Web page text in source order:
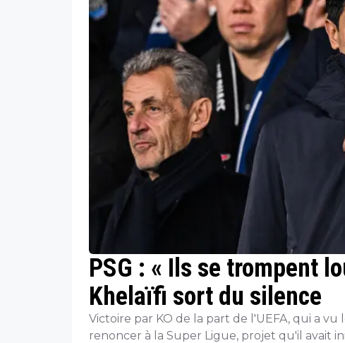
PSG : « Ils se trompent
Khelaïfi sort du silence
Victoire par KO de la part de l'UEFA, qui a
renoncer à la Super Ligue, projet qu'il avait